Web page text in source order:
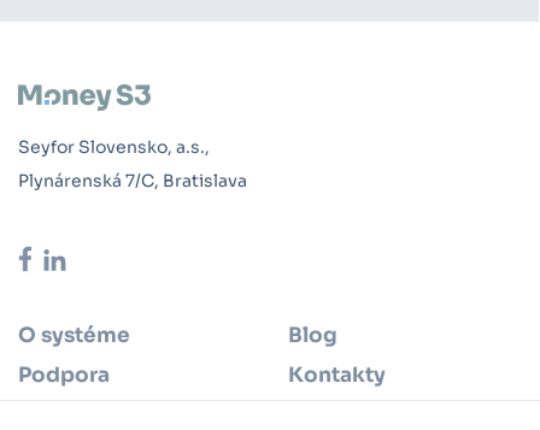
Seyfor Slovensko, a.s.,
Plynárenská 7/C, Bratislava
O systéme
Blog
Podpora
Kontakty